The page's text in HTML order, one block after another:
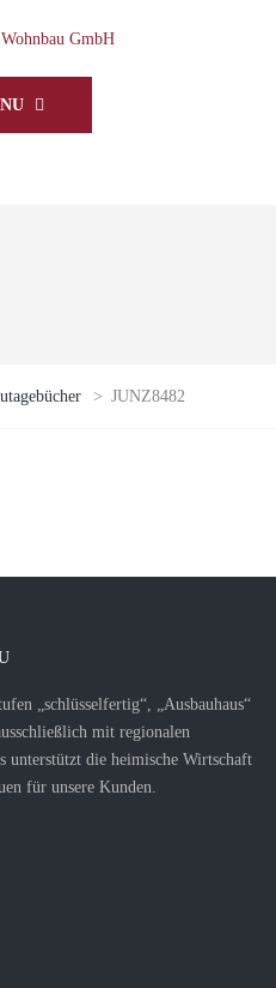
> JUNZ8482
„schlüsselfertig“, „Ausbauhaus“
mit regionalen
unterstützt die heimische Wirtschaft
für unsere Kunden.